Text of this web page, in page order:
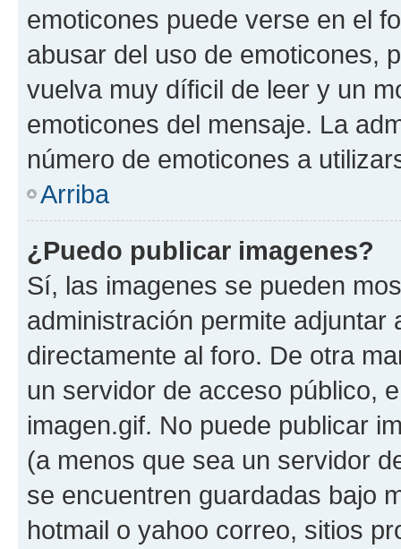
emoticones puede verse en el
abusar del uso de emoticones,
vuelva muy díficil de leer y un
emoticones del mensaje. La
número de emoticones a
Arriba
¿Puedo publicar imagenes?
Sí, las imagenes se pueden
administración permite
directamente al foro. De otra
un servidor de acceso público,
imagen.gif. No puede publicar
(a menos que sea un servidor
se encuentren guardadas bajo
hotmail o yahoo correo, sitios